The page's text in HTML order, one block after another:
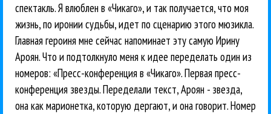
спектакль. Я влюблен в «Чикаго», и так получается, что моя
жизнь, по иронии судьбы, идет по сценарию этого мюзикла.
Главная героиня мне сейчас напоминает эту самую Ирину
Ароян. Что и подтолкнуло меня к идее переделать один из
номеров: «Пресс-конференция в «Чикаго». Первая пресс-
конференция звезды. Переделали текст, Ароян - звезда,
она как марионетка, которую дергают, и она говорит. Номер